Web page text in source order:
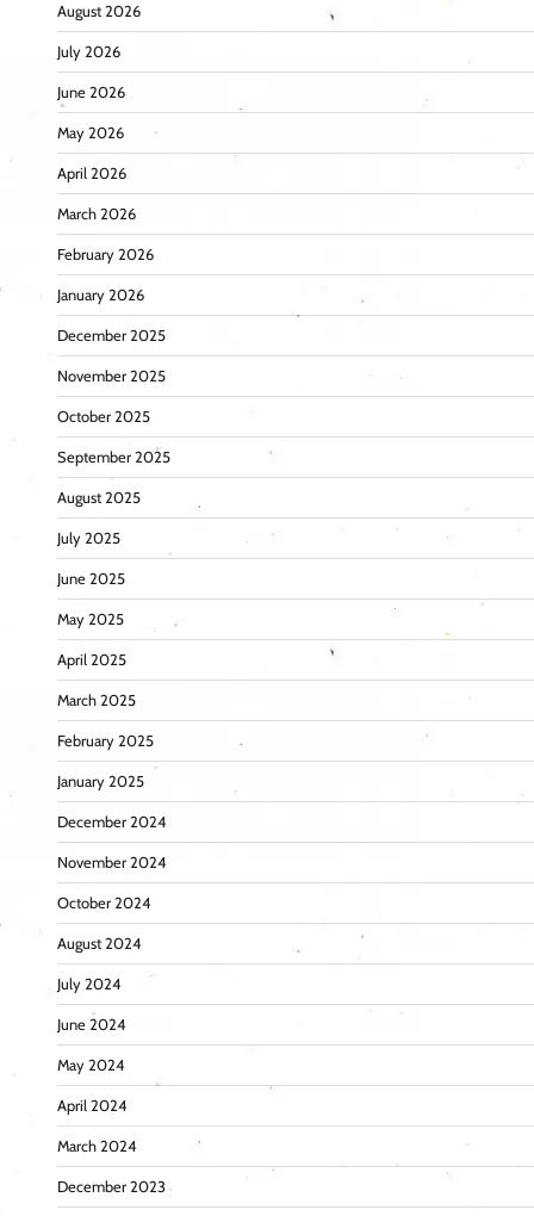
August 2026
July 2026
June 2026
May 2026
April 2026
March 2026
February 2026
January 2026
December 2025
November 2025
October 2025
September 2025
August 2025
July 2025
June 2025
May 2025
April 2025
March 2025
February 2025
January 2025
December 2024
November 2024
October 2024
August 2024
July 2024
June 2024
May 2024
April 2024
March 2024
December 2023